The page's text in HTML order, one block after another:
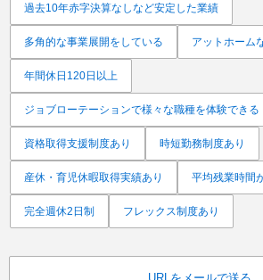
過去10年赤字決算なしなど安定した業績
多角的な事業展開をしている アットホーム
年間休日120日以上
ジョブローテーションで様々な職種を体験できる
資格取得支援制度あり 時短勤務制度あり
産休・育児休暇取得実績あり 平均残業時間
完全週休2日制 フレックス制度あり
URLをメールで送る